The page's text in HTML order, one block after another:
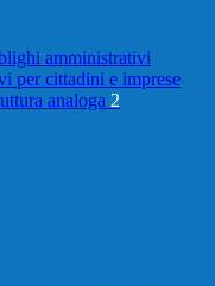
amministrativi
per cittadini e imprese
analoga 2